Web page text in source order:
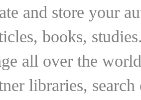
and store your
books,
all over the
libraries,